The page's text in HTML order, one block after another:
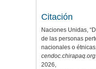
Citación
Naciones Unidas,
de las personas
nacionales o
2026,